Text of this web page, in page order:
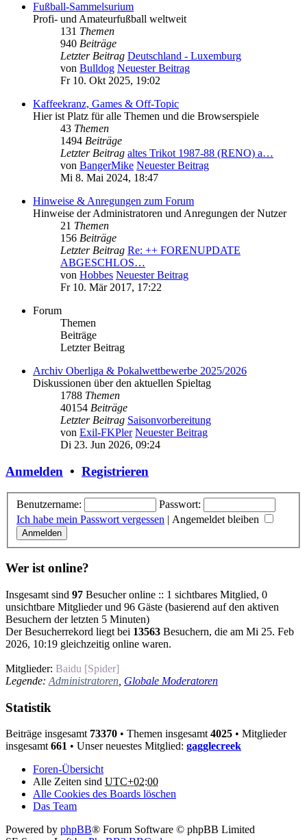
Fußball-Sammelsurium
Profi- und Amateurfußball weltweit
131 Themen
940 Beiträge
Letzter Beitrag Deutschland - Luxemburg
von Bulldog Neuester Beitrag
Fr 10. Okt 2025, 19:02
Kaffeekranz, Games & Off-Topic
Hier ist Platz für alle Themen und die Browserspiele
43 Themen
1494 Beiträge
Letzter Beitrag altes Trikot 1987-88 (RENO) a…
von BangerMike Neuester Beitrag
Mi 8. Mai 2024, 18:47
Hinweise & Anregungen zum Forum
Hinweise der Administratoren und Anregungen der Nutzer
21 Themen
156 Beiträge
Letzter Beitrag Re: ++ FORENUPDATE
ABGESCHLOS…
von Hobbes Neuester Beitrag
Fr 10. Mär 2017, 17:22
Forum
Themen
Beiträge
Letzter Beitrag
Archiv Oberliga & Pokalwettbewerbe 2025/2026
Diskussionen über den aktuellen Spieltag
1788 Themen
40154 Beiträge
Letzter Beitrag Saisonvorbereitung
von Exil-FKPler Neuester Beitrag
Di 23. Jun 2026, 09:24
Anmelden • Registrieren
Benutzername:
Passwort:
Ich habe mein Passwort vergessen | Angemeldet bleiben
Wer ist online?
Insgesamt sind 97 Besucher online :: 1 sichtbares Mitglied, 0
unsichtbare Mitglieder und 96 Gäste (basierend auf den aktiven
Besuchern der letzten 5 Minuten)
Der Besucherrekord liegt bei 13563 Besuchern, die am Mi 25. Feb
2026, 10:19 gleichzeitig online waren.
Mitglieder: Baidu [Spider]
Legende: Administratoren Globale Moderatoren
Statistik
Beiträge insgesamt 73370 • Themen insgesamt 4025 • Mitglieder
insgesamt 661 • Unser neuestes Mitglied: gagglecreek
Foren-Übersicht
Alle Zeiten sind UTC+02:00
Alle Cookies des Boards löschen
Das Team
Powered by phpBB® Forum Software © phpBB Limited